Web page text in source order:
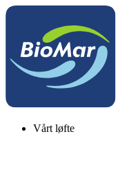
Vårt løfte